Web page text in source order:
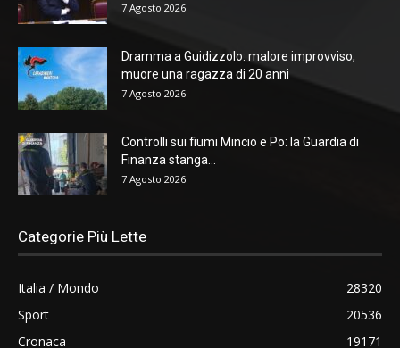
7 Agosto 2026
Dramma a Guidizzolo: malore improvviso,
muore una ragazza di 20 anni
7 Agosto 2026
Controlli sui fiumi Mincio e Po: la Guardia di
Finanza stanga...
7 Agosto 2026
Categorie Più Lette
Italia / Mondo
28320
Sport
20536
Cronaca
19171